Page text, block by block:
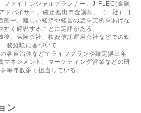
ファイナンシャルプランナー、J-FLEC(金融
ドバイザー、確定拠出年金講師、（一社）日
躍中。難しい経済や経営の話を実例をあげな
すく解説することに定評がある。
後、保険会社、投資信託運用会社などでの勤
務経験に基づいて
各自治体などでライフプランや確定拠出年
マネジメント、マーケティング営業などの研
毎年数多く担当している。
ン